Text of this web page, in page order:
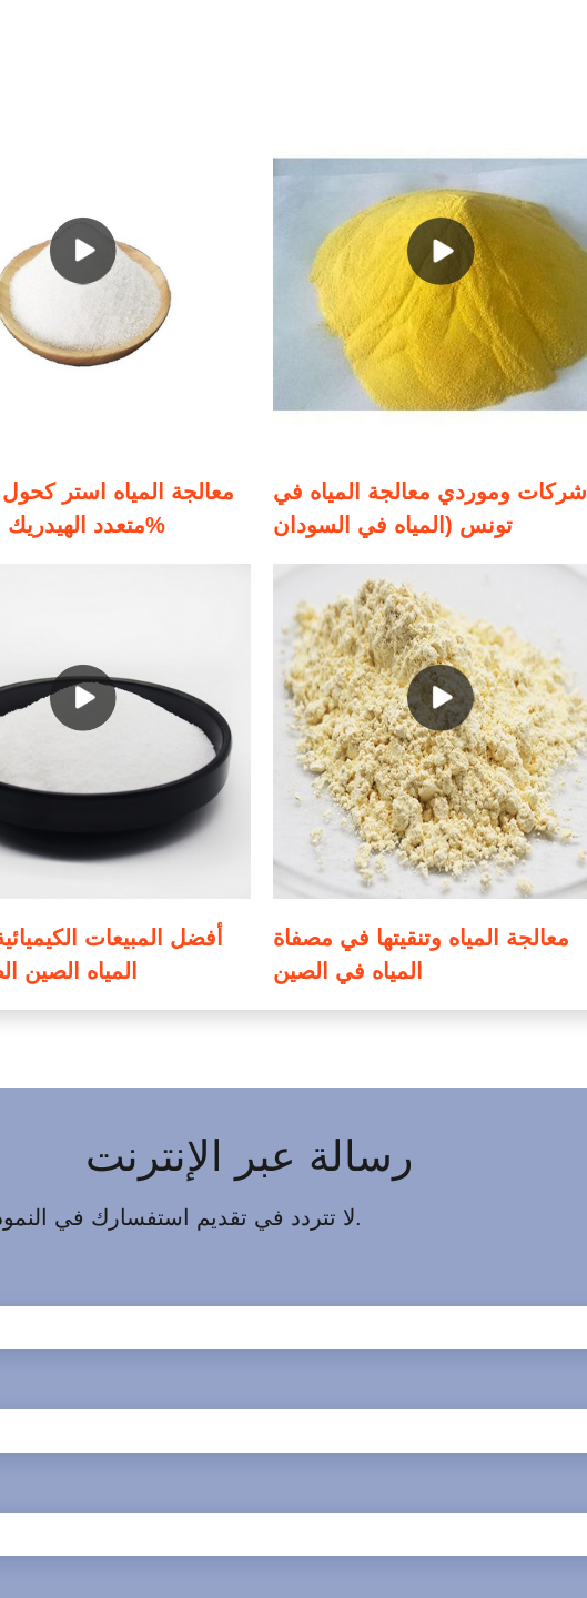
معالجة المياه استر
متعدد الهيدريك (بابي) 50%
شركات وموردي معالجة المياه في
تونس (المياه في السودان
أفضل المبيعات
المياه الصين
معالجة المياه وتنقيتها في مصفاة
المياه في الصين
رسالة عبر الإنترنت
لا تتردد في تقديم استفسارك في النموذج أدناه. سوف نقوم بالرد عليك خلال 24 ساعة.